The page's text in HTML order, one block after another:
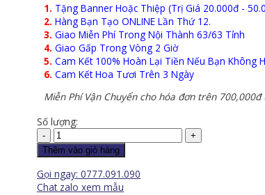
1. Tặng Banner Hoặc Thiệp (Trị Giá 20.000đ -
2. Hàng Bạn Tạo ONLINE Lần Thứ 12.
3. Giao Miễn Phí Trong Nội Thành 63/63 Tỉnh
4. Giao Gấp Trong Vòng 2 Giờ
5. Cam Kết 100% Hoàn Lại Tiền Nếu Bạn Không
6. Cam Kết Hoa Tươi Trên 3 Ngày
Miễn Phí Vận Chuyển cho hóa đơn trên
Số lượng:
Giỏ
Hoa
-
GH150
số
Thêm vào giỏ hàng
Gọi ngay: 0777.091.090
Chat zalo xem mẫu